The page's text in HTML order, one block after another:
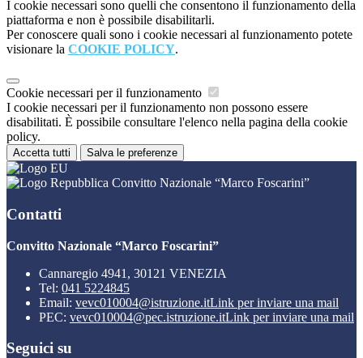
I cookie necessari sono quelli che consentono il funzionamento della
piattaforma e non è possibile disabilitarli.
Per conoscere quali sono i cookie necessari al funzionamento potete
visionare la COOKIE POLICY.
Cookie necessari per il funzionamento
I cookie necessari per il funzionamento non possono essere
disabilitati. È possibile consultare l'elenco nella pagina della cookie
policy.
Accetta tutti Salva le preferenze
Convitto Nazionale “Marco Foscarini”
Contatti
Convitto Nazionale “Marco Foscarini”
Cannaregio 4941, 30121 VENEZIA
Tel: 041 5224845
Email: vevc010004@istruzione.itLink per inviare una mail
PEC: vevc010004@pec.istruzione.itLink per inviare una mail
Seguici su